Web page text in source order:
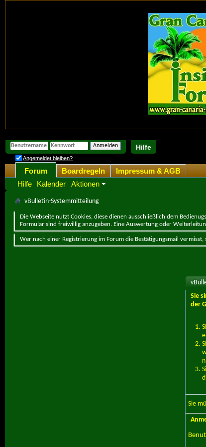
Hilfe
Angemeldet bleiben?
Forum
Hilfe
Kalender Aktionen
Boardregeln
Impressum & AGB
vBulletin-Systemmitteilung
Die Webseite nutzt Cookies, diese dienen ausschließlich dem
Formular sind freiwillig anzugeben. Eine Auswertung oder
Wer nach einer Registrierung im Forum die Bestätigungsmail
Sie
der
Sie